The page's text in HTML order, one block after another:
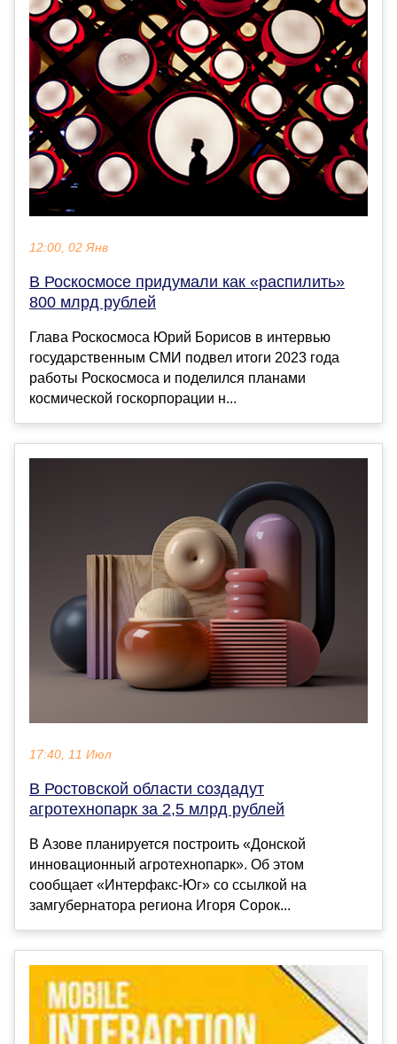
12:00, 02 Янв
В Роскосмосе придумали как «распилить»
800 млрд рублей
Глава Роскосмоса Юрий Борисов в интервью
государственным СМИ подвел итоги 2023 года
работы Роскосмоса и поделился планами
космической госкорпорации н...
17:40, 11 Июл
В Ростовской области создадут
агротехнопарк за 2,5 млрд рублей
В Азове планируется построить «Донской
инновационный агротехнопарк». Об этом
сообщает «Интерфакс-Юг» со ссылкой на
замгубернатора региона Игоря Сорок...